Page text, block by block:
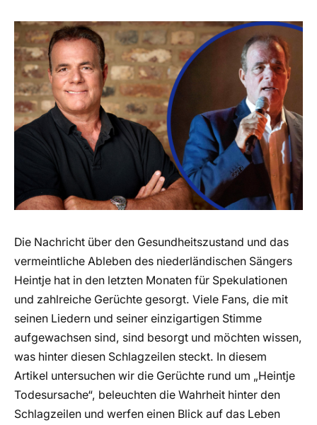
Die Nachricht über den Gesundheitszustand und das
vermeintliche Ableben des niederländischen Sängers
Heintje hat in den letzten Monaten für Spekulationen
und zahlreiche Gerüchte gesorgt. Viele Fans, die mit
seinen Liedern und seiner einzigartigen Stimme
aufgewachsen sind, sind besorgt und möchten wissen,
was hinter diesen Schlagzeilen steckt. In diesem
Artikel untersuchen wir die Gerüchte rund um „Heintje
Todesursache“, beleuchten die Wahrheit hinter den
Schlagzeilen und werfen einen Blick auf das Leben